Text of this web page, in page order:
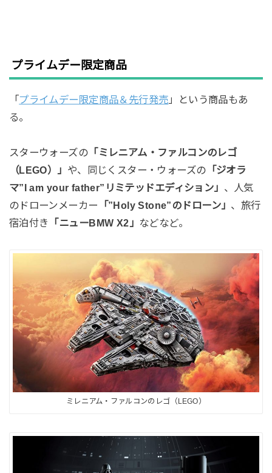
プライムデー限定商品
「 プライムデー限定商品＆先行発売 」という商品もあ
る。
スターウォーズの 「ミレニアム・ファルコンのレゴ
（LEGO）」 や、同じくスター・ウォーズの 「ジオラ
マ”I am your father”リミテッドエディション」 、人気
のドローンメーカー 「”Holy Stone”のドローン」 、旅行
宿泊付き
「ニューBMW X2」 などなど。
ミレニアム・ファルコンのレゴ（LEGO）